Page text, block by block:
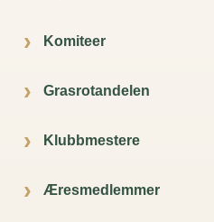
Komiteer
Grasrotandelen
Klubbmestere
Æresmedlemmer